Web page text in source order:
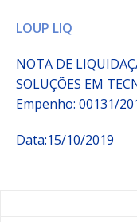
LOUP LIQ
NOTA DE
SOLUÇÕES EM
Empenho: 00131/
Data:15/10/2019